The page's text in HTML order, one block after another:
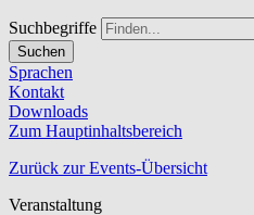
Suchbegriffe
Suchen
Sprachen
Kontakt
Downloads
Zum Hauptinhaltsbereich
Zurück zur Events-Übersicht
Veranstaltung